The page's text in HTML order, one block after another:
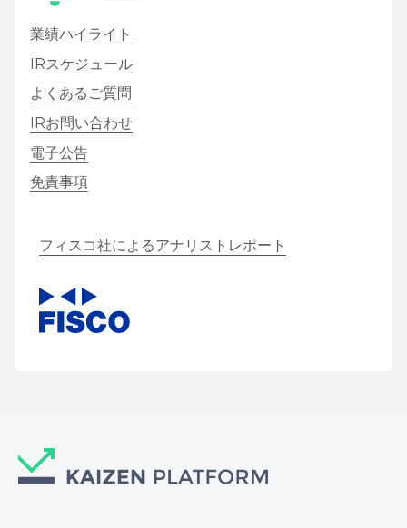
業績ハイライト
IRスケジュール
よくあるご質問
IRお問い合わせ
電子公告
免責事項
フィスコ社によるアナリストレポート